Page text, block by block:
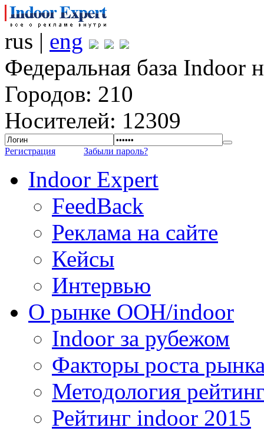
rus | eng
Федеральная база Indoor
Городов: 210
Носителей: 12309
Регистрация Забыли пароль?
Indoor Expert
FeedBack
Реклама на сайте
Кейсы
Интервью
О рынке OOH/indoor
Indoor за рубежом
Факторы роста
Методология
Рейтинг indoor 2015